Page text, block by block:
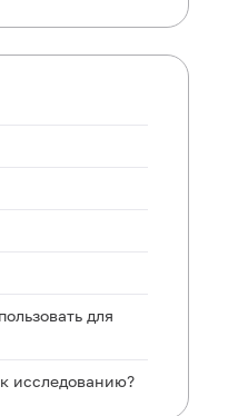
для
исследованию?